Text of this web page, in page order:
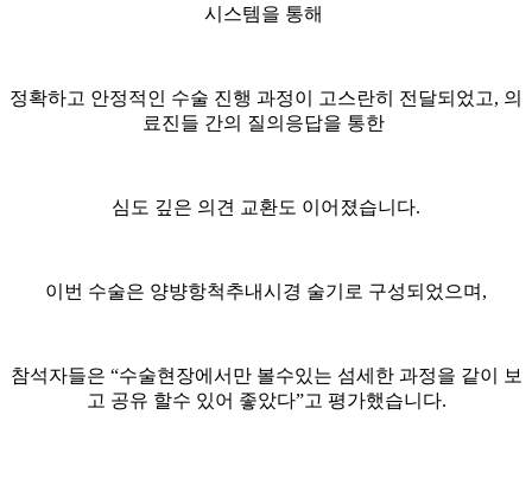
시스템을 통해
정확하고 안정적인 수술 진행 과정이 고스란히 전달되었고, 의
료진들 간의 질의응답을 통한
심도 깊은 의견 교환도 이어졌습니다.
이번 수술은 양뱡항척추내시경 술기로 구성되었으며,
참석자들은 “수술현장에서만 볼수있는 섬세한 과정을 같이 보
고 공유 할수 있어 좋았다”고 평가했습니다.